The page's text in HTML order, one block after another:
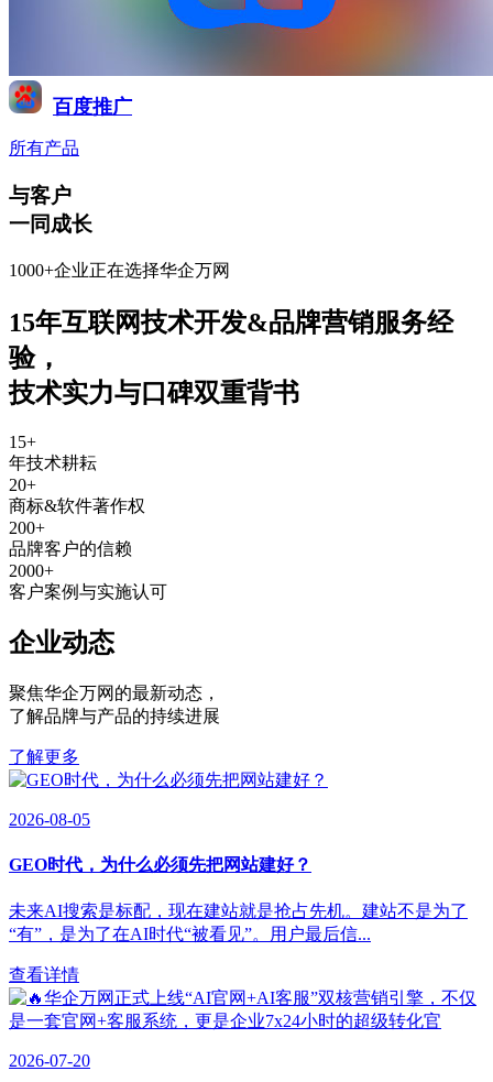
百度推广
所有产品
与客户
一同成长
1000+企业正在选择华企万网
15年互联网技术开发&品牌营销服务经
验，
技术实力与口碑双重背书
15+
年技术耕耘
20+
商标&软件著作权
200+
品牌客户的信赖
2000+
客户案例与实施认可
企业动态
聚焦华企万网的最新动态 ，
了解品牌与产品的持续进展
了解更多
2026-08-05
GEO时代，为什么必须先把网站建好？
未来AI搜索是标配，现在建站就是抢占先机。建站不是为了
“有”，是为了在AI时代“被看见”。用户最后信...
查看详情
2026-07-20